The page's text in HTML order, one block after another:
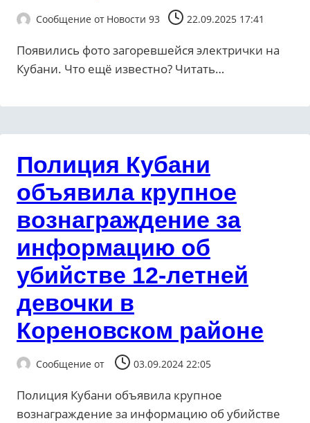
Сообщение от Новости 93 22.09.2025 17:41
Появились фото загоревшейся электрички на
Кубани. Что ещё известно? ​Читать…
Полиция Кубани
объявила крупное
вознаграждение за
информацию об
убийстве 12-летней
девочки в
Кореновском районе
Сообщение от 03.09.2024 22:05
Полиция Кубани объявила крупное
вознаграждение за информацию об убийстве